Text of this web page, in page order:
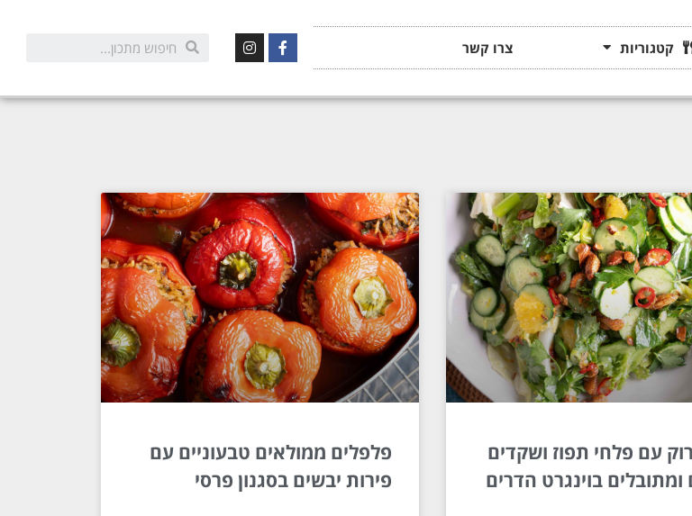
קטגוריות צרו קשר
עם פלחי תפוז ושקדים
ומתובלים בוינגרט הדרים
פלפלים ממולאים טבעוניים עם
פירות יבשים בסגנון פרסי